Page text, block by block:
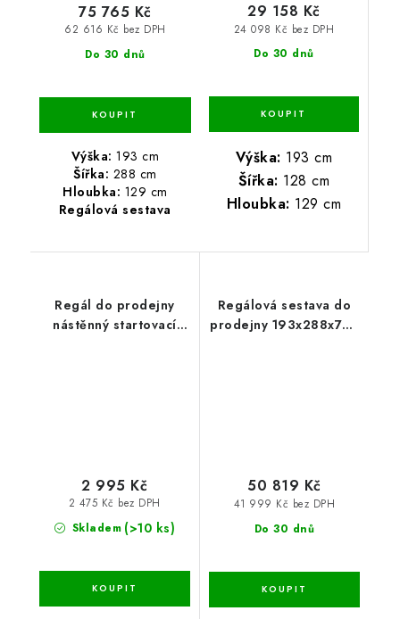
Do 30 dnů
62 616 Kč bez DPH
75 765 Kč
Výška: 193 cm
Šířka: 288 cm
Hloubka: 129 cm
Regálová sestava
Do 30 dnů
24 098 Kč bez DPH
29 158 Kč
Výška: 193 cm
Šířka: 128 cm
Hloubka: 129 cm
Regál do prodejny
nástěnný startovací
Skladem (>10 ks)
2 475 Kč bez DPH
2 995 Kč
Regálová sestava do
prodejny 193x288x70 -
Do 30 dnů
41 999 Kč bez DPH
50 819 Kč